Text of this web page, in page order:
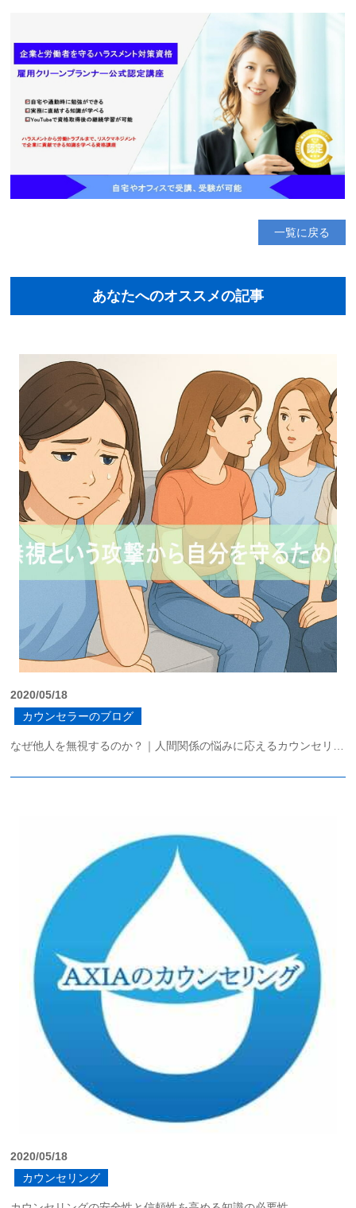
一覧に戻る
あなたへのオススメの記事
2020/05/18
カウンセラーのブログ
2020/05/18
カウンセリング